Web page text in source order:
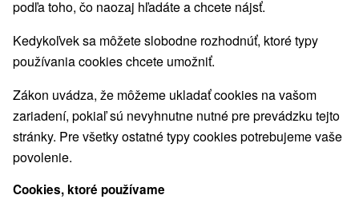
podľa toho, čo naozaj hľadáte a chcete nájsť.
Kedykoľvek sa môžete slobodne rozhodnúť, ktoré typy
používania cookies chcete umožniť.
Zákon uvádza, že môžeme ukladať cookies na vašom
zariadení, pokiaľ sú nevyhnutne nutné pre prevádzku tejto
stránky. Pre všetky ostatné typy cookies potrebujeme vaše
povolenie.
Cookies, ktoré používame